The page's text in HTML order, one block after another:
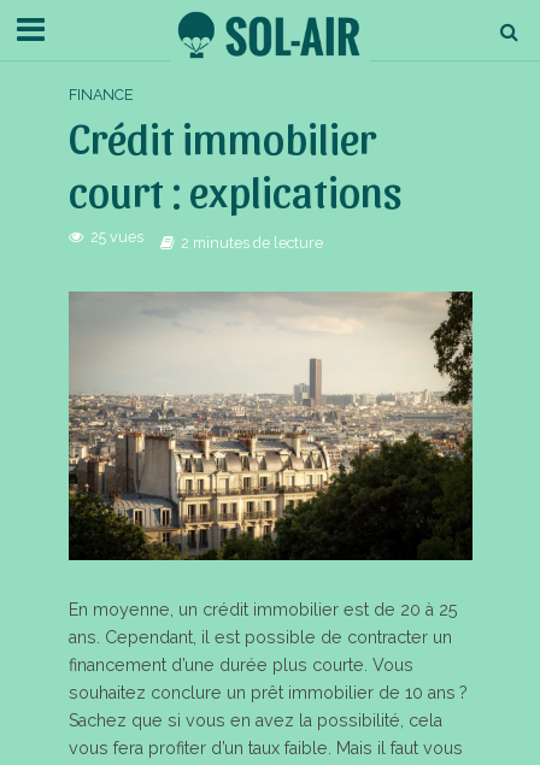
FINANCE
Crédit immobilier
court : explications
25 vues 2 minutes de lecture
En moyenne, un crédit immobilier est de 20 à 25
ans. Cependant, il est possible de contracter un
financement d’une durée plus courte. Vous
souhaitez conclure un prêt immobilier de 10 ans ?
Sachez que si vous en avez la possibilité, cela
vous fera profiter d’un taux faible. Mais il faut vous